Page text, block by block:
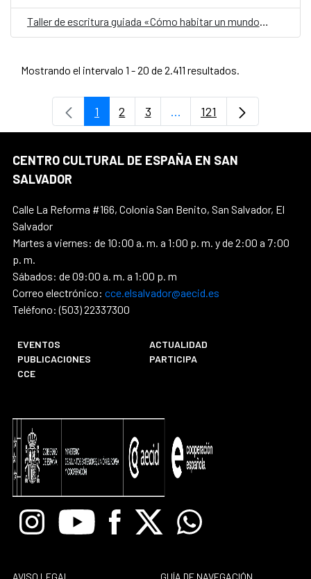
Mostrando el intervalo 1 - 20 de 2.411 resultados.
Página
1 Página
2 Página
3 ...Páginas intermedias Use
Página
121
CENTRO CULTURAL DE ESPAÑA EN SAN
SALVADOR
Calle La Reforma #166, Colonia San Benito, San Salvador, El
Salvador
Martes a viernes: de 10:00 a. m. a 1:00 p. m. y de 2:00 a 7:00
p. m.
Sábados: de 09:00 a. m. a 1:00 p. m
Correo electrónico: cce.elsalvador@aecid.es
Teléfono: (503) 22337300
EVENTOS
ACTUALIDAD
PUBLICACIONES
PARTICIPA
CCE
InstagramYoutube Facebook
X Whatsapp